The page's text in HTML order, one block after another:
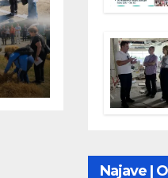
Najave |